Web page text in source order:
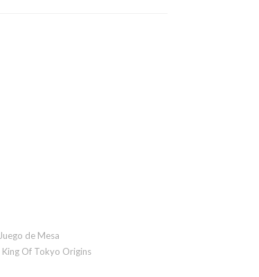
Juego de Mesa
King Of Tokyo Origins